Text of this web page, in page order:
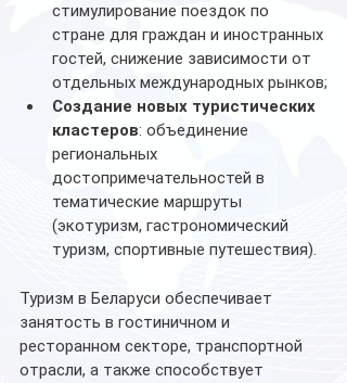
стимулирование поездок по
стране для граждан и иностранных
гостей, снижение зависимости от
отдельных международных рынков;
Создание новых туристических
кластеров: объединение
региональных
достопримечательностей в
тематические маршруты
(экотуризм, гастрономический
туризм, спортивные путешествия).
Туризм в Беларуси обеспечивает
занятость в гостиничном и
ресторанном секторе, транспортной
отрасли, а также способствует